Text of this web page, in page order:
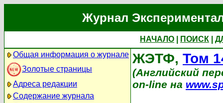
Журнал
НАЧАЛО ПОИСК
Общая информация о журнале
Золотые страницы
Адреса редакции
Содержание журнала
ЖЭТФ, Том
(Английский
on-line на